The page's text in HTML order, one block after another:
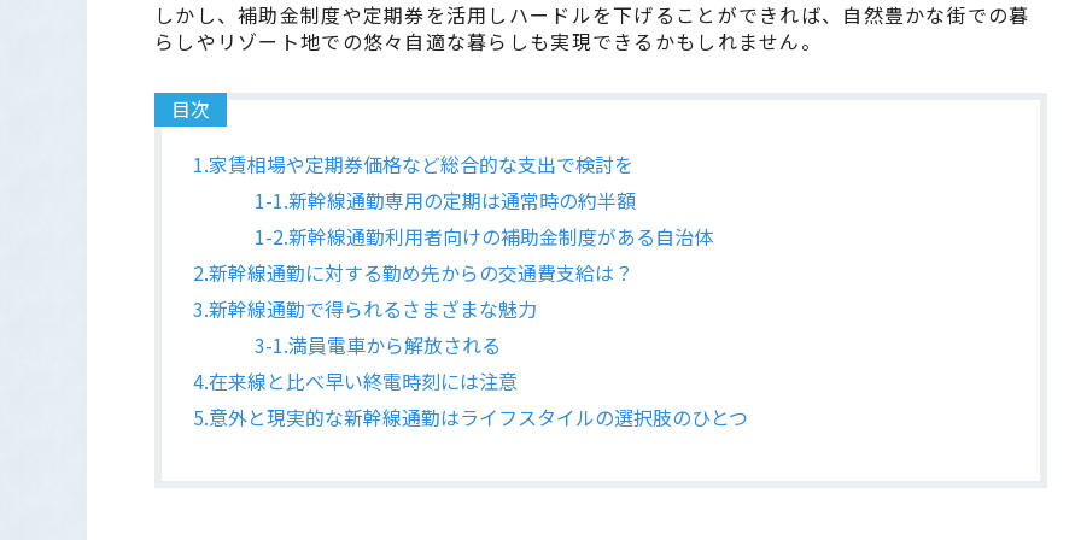
しかし、補助金制度や定期券を活用しハードルを下げることができれば、自然豊かな街での暮
らしやリゾート地での悠々自適な暮らしも実現できるかもしれません。
目次
1.家賃相場や定期券価格など総合的な支出で検討を
1-1.新幹線通勤専用の定期は通常時の約半額
1-2.新幹線通勤利用者向けの補助金制度がある自治体
2.新幹線通勤に対する勤め先からの交通費支給は？
3.新幹線通勤で得られるさまざまな魅力
3-1.満員電車から解放される
4.在来線と比べ早い終電時刻には注意
5.意外と現実的な新幹線通勤はライフスタイルの選択肢のひとつ